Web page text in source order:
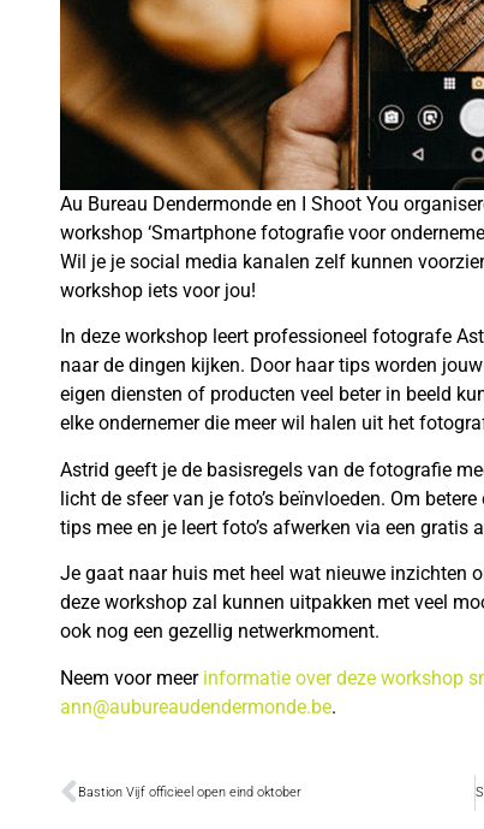
Au Bureau Dendermonde en I Shoot You
workshop ‘Smartphone fotografie voor
Wil je je social media kanalen zelf kunnen
workshop iets voor jou!
In deze workshop leert professioneel fotografe
naar de dingen kijken. Door haar tips worden
eigen diensten of producten veel beter in beeld
elke ondernemer die meer wil halen uit het
Astrid geeft je de basisregels van de fotografie
licht de sfeer van je foto’s beïnvloeden. Om
tips mee en je leert foto’s afwerken via een gratis
Je gaat naar huis met heel wat nieuwe inzichten
deze workshop zal kunnen uitpakken met veel
ook nog een gezellig netwerkmoment.
Neem voor meer informatie over deze workshop
ann@aubureaudendermonde.be.
Bastion Vijf officieel open eind oktober